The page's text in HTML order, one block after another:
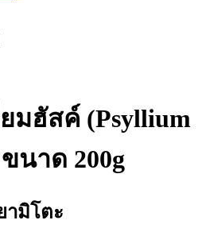
มฮัสค์ (Psyllium
นาด 200g
ามิโตะ